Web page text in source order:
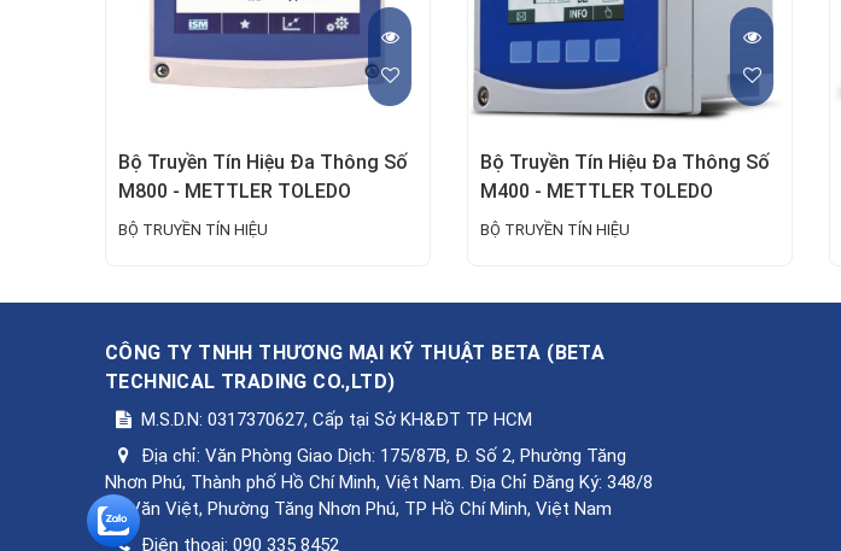
Bộ Truyền Tín Hiệu Đa Thông Số
M800 - METTLER TOLEDO
BỘ TRUYỀN TÍN HIỆU
Bộ Truyền Tín Hiệu Đa Thông Số
M400 - METTLER TOLEDO
BỘ TRUYỀN TÍN HIỆU
CÔNG TY TNHH THƯƠNG MẠI KỸ THUẬT BETA (BETA
TECHNICAL TRADING CO.,LTD)
M.S.D.N: 0317370627, Cấp tại Sở KH&ĐT TP HCM
Địa chỉ: Văn Phòng Giao Dịch: 175/87B, Đ. Số 2, Phường Tăng
Nhơn Phú, Thành phố Hồ Chí Minh, Việt Nam. Địa Chỉ Đăng Ký: 348/8
Lê Văn Việt, Phường Tăng Nhơn Phú, TP Hồ Chí Minh, Việt Nam
Điện thoại: 090 335 8452